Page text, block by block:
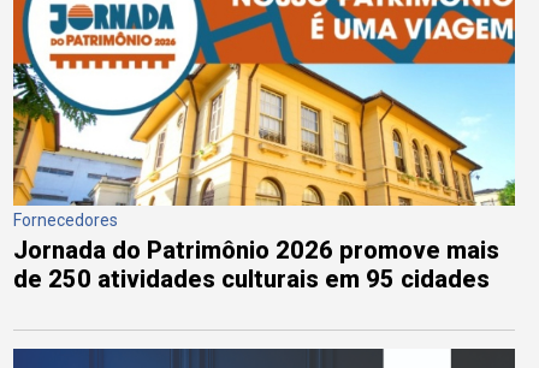
Fornecedores
Jornada do Patrimônio 2026 promove mais
de 250 atividades culturais em 95 cidades